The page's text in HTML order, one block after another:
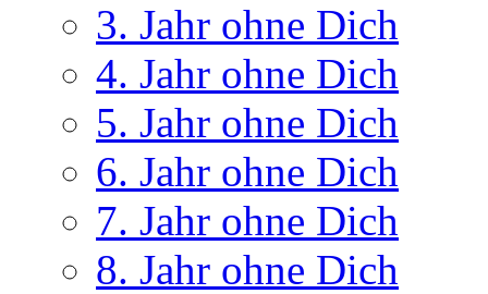
3. Jahr ohne Dich
4. Jahr ohne Dich
5. Jahr ohne Dich
6. Jahr ohne Dich
7. Jahr ohne Dich
8. Jahr ohne Dich